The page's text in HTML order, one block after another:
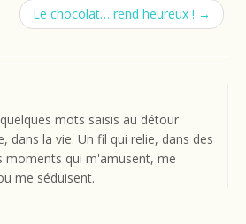
Le chocolat… rend heureux ! →
mots saisis au détour
dans la vie. Un fil qui relie, dans des
moments qui m'amusent, me
me séduisent.